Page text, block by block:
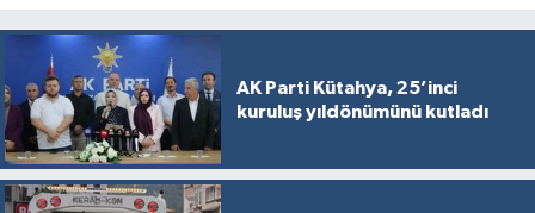
AK Parti Kütahya, 25’inci
kuruluş yıldönümünü kutladı